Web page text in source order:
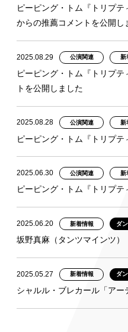
ピーピング・トム『トリプ
からの推薦コメントを公開し
2025.08.29 公演関連 新
ピーピング・トム『トリプ
トを公開しました
2025.08.28 公演関連 新
ピーピング・トム『トリプ
2025.06.30 公演関連 新
ピーピング・トム『トリプ
2025.06.20 新着情報 ダ
坂野真麻（タンツマインツ
2025.05.27 新着情報 ダ
シャルル・ブレカール「ア